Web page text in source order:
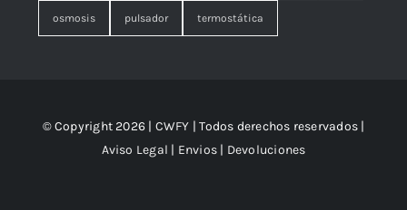
osmosis pulsador termostática
© Copyright 2026 | CWFY | Todos derechos reservados |
Aviso Legal | Envios | Devoluciones